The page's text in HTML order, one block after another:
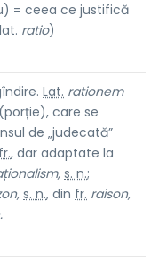
= ceea ce justifică
ratio)
Lat. rationem
(porție), care se
de „judecată”
fr., dar adaptate la
s. n.;
s. n., din fr. raison,